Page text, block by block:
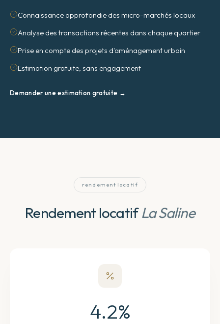
Connaissance approfondie des micro-marchés locaux
Analyse des transactions récentes dans chaque quartier
Prise en compte des projets d'aménagement urbain
Estimation gratuite, sans engagement
Demander une estimation gratuite →
rendement locatif
Rendement locatifLa Saline
4.2%